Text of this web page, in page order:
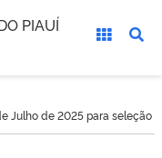
PIAUÍ
Julho de 2025 para